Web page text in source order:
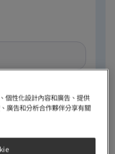
個性化設計內容和廣告、提供
廣告和分析合作夥伴分享有關